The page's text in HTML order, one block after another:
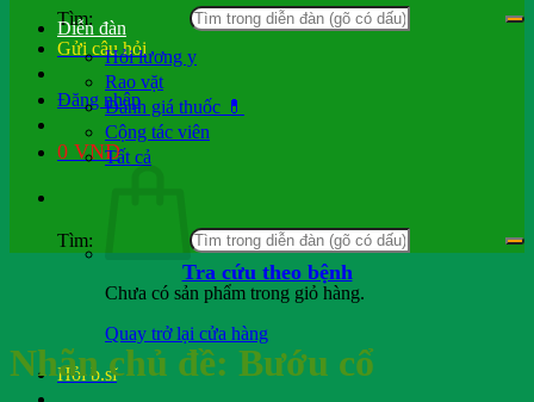
Tìm:
Gửi câu hỏi
Đăng nhập
0 VND
Chưa có sản phẩm trong giỏ hàng.
Quay trở lại cửa hàng
Hỏi b.sĩ
Diễn đàn
Hỏi lương y
Rao vặt
Đánh giá thuốc 💊
Cộng tác viên
Tất cả
Tìm:
Tra cứu theo bệnh
Nhãn chủ đề: Bướu cổ